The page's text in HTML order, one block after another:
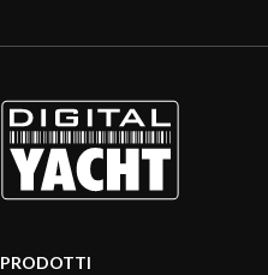
PRODOTTI